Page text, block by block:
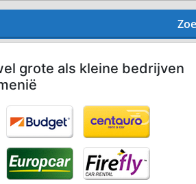
grote als kleine bedrijven